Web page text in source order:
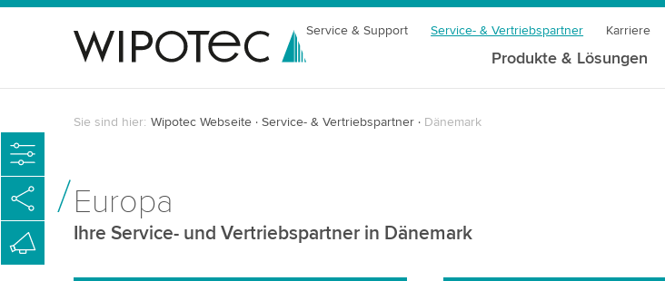
Service & Support Service- & Vertriebspartner Karriere
Produkte & Lösungen
Sie sind hier: Wipotec Webseite Service- & Vertriebspartner Dänemark
Europa
Ihre Service- und Vertriebspartner in Dänemark